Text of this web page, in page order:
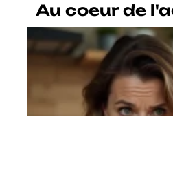
Au coeur de